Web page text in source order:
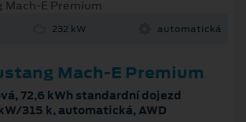
232 kW automatická
Mach‑E Premium
72,6 kWh standardní dojezd
315 k, automatická, AWD